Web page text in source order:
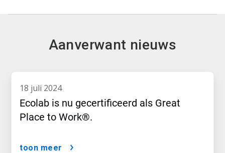
Aanverwant nieuws
18 juli 2024
Ecolab is nu gecertificeerd als Great
Place to Work®.
toon meer